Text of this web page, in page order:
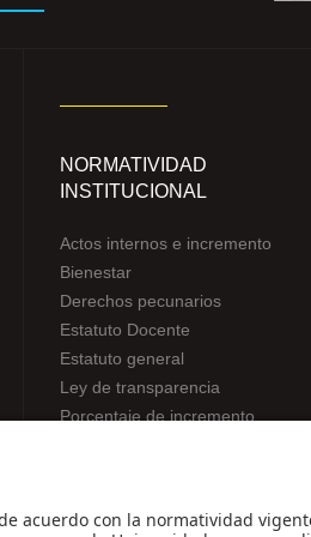
NORMATIVIDAD
INSTITUCIONAL
Actos internos e incremento
Bienestar
Derechos pecunarios
Estatuto Docente
Estatuto general
Ley de transparencia
Porcentaje de incremento